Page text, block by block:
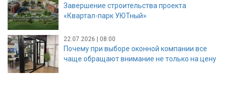
Завершение строительства проекта
«Квартал-парк УЮТный»
22.07.2026 | 08:00
Почему при выборе оконной компании все
чаще обращают внимание не только на цену